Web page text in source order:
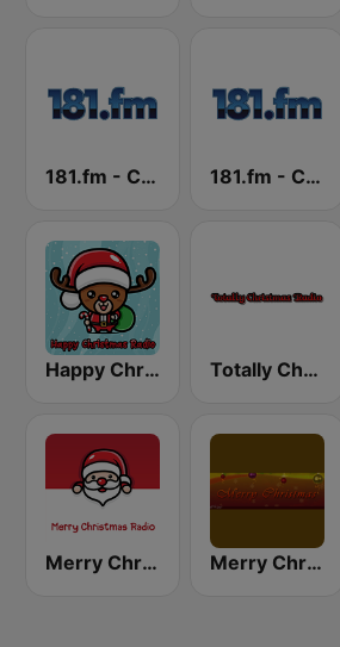
181.fm - Christmas Mix 181.fm - Christmas Smooth Jazz
Happy Christmas Radio Totally Christmas Radio
Merry Christmas Radio Merry Christmas Radio